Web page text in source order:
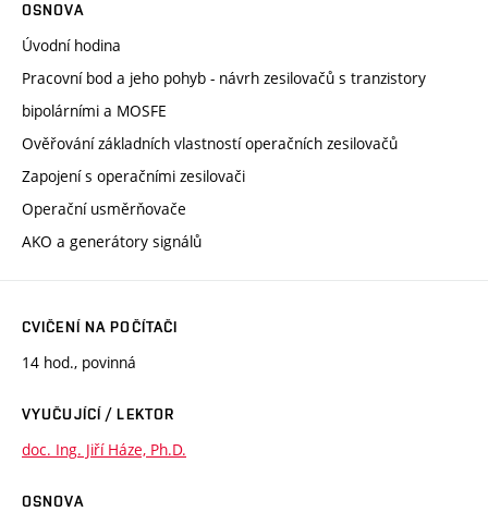
OSNOVA
Úvodní hodina
Pracovní bod a jeho pohyb - návrh zesilovačů s tranzistory
bipolárními a MOSFE
Ověřování základních vlastností operačních zesilovačů
Zapojení s operačními zesilovači
Operační usměrňovače
AKO a generátory signálů
CVIČENÍ NA POČÍTAČI
14 hod., povinná
VYUČUJÍCÍ / LEKTOR
doc. Ing. Jiří Háze, Ph.D.
OSNOVA